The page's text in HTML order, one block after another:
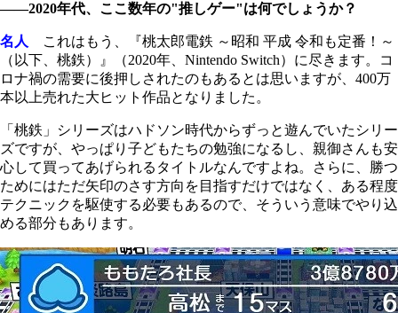
――2020年代、ここ数年の"推しゲー"は何でしょうか？
名人
これはもう、『桃太郎電鉄 ～昭和 平成 令和も定番！～
（以下、桃鉄）』（2020年、Nintendo Switch）に尽きます。コ
ロナ禍の需要に後押しされたのもあるとは思いますが、400万
本以上売れた大ヒット作品となりました。
「桃鉄」シリーズはハドソン時代からずっと遊んでいたシリー
ズですが、やっぱり子どもたちの勉強になるし、親御さんも安
心して買ってあげられるタイトルなんですよね。さらに、勝つ
ためにはただ矢印のさす方向を目指すだけではなく、ある程度
テクニックを駆使する必要もあるので、そういう意味でやり込
める部分もあります。